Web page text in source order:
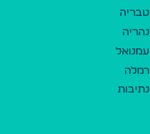
טבריה
נהריה
עמנואל
רמלה
נתיבות